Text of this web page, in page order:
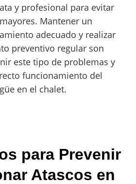
y profesional para evitar
Mantener un
adecuado y realizar
preventivo regular son
este tipo de problemas y
funcionamiento del
en el chalet.
para Prevenir
Atascos en